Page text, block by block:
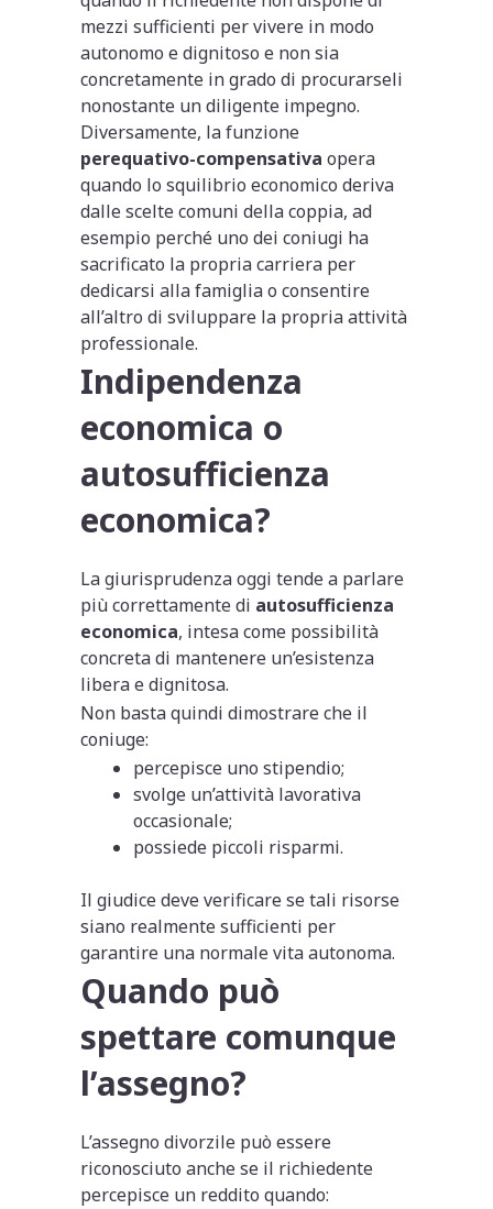
mezzi sufficienti per vivere in modo
autonomo e dignitoso e non sia
concretamente in grado di procurarseli
nonostante un diligente impegno.
Diversamente, la funzione
perequativo-compensativa opera
quando lo squilibrio economico deriva
dalle scelte comuni della coppia, ad
esempio perché uno dei coniugi ha
sacrificato la propria carriera per
dedicarsi alla famiglia o consentire
all’altro di sviluppare la propria attività
professionale.
Indipendenza
economica o
autosufficienza
economica?
La giurisprudenza oggi tende a parlare
più correttamente di autosufficienza
economica, intesa come possibilità
concreta di mantenere un’esistenza
libera e dignitosa.
Non basta quindi dimostrare che il
coniuge:
percepisce uno stipendio;
svolge un’attività lavorativa
occasionale;
possiede piccoli risparmi.
Il giudice deve verificare se tali risorse
siano realmente sufficienti per
garantire una normale vita autonoma.
Quando può
spettare comunque
l’assegno?
L’assegno divorzile può essere
riconosciuto anche se il richiedente
percepisce un reddito quando: